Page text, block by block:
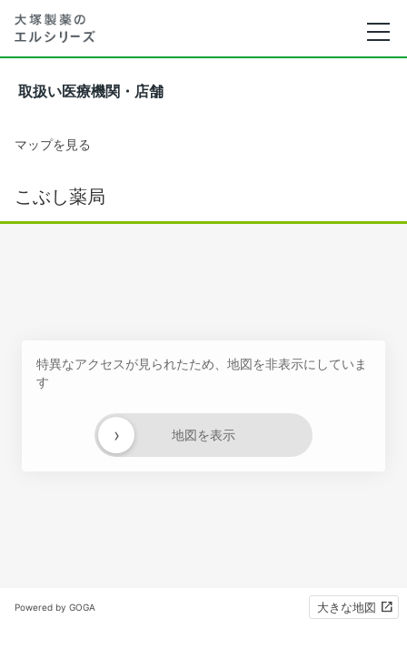
取扱い医療機関・店舗
マップを見る
こぶし薬局
特異なアクセスが見られたため、地図を非表示にしていま
す
地図を表示
›
Powered by GOGA 大きな地図